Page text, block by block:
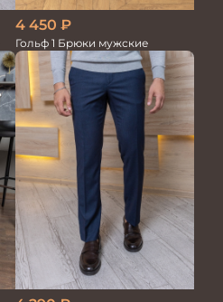
4 450 ₽
Гольф 1 Брюки мужские